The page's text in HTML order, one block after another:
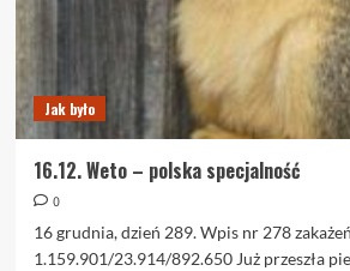
Jak było
16.12. Weto – polska specjalność
0
16 grudnia, dzień 289. Wpis nr 278
1.159.901/23.914/892.650 Już przeszła